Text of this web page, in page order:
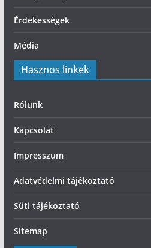
Érdekességek
Média
Hasznos linkek
Rólunk
Kapcsolat
Impresszum
Adatvédelmi tájékoztató
Süti tájékoztató
Sitemap